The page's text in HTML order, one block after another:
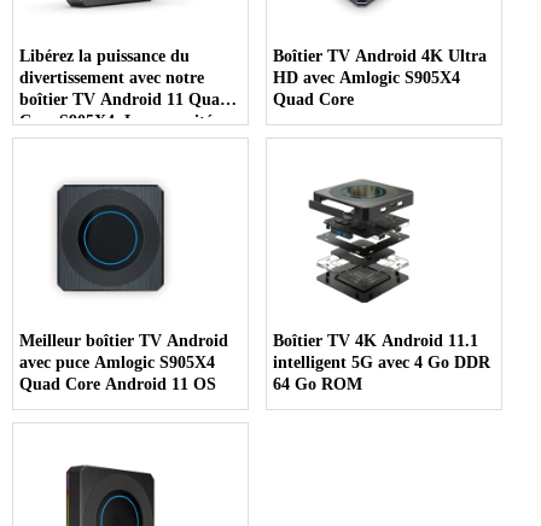
Libérez la puissance du
divertissement avec notre
boîtier TV Android 11 Quad-
Core S905X4. Les capacités
double WiFi, HD et 8K
TV. Passez dès aujourd'hui au
futur des boîtiers TV
Boîtier TV Android 4K Ultra
HD avec Amlogic S905X4
Quad Core
Meilleur boîtier TV Android
avec puce Amlogic S905X4
Quad Core Android 11 OS
Boîtier TV 4K Android 11.1
intelligent 5G avec 4 Go DDR
64 Go ROM